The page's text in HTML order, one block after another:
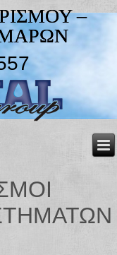
–